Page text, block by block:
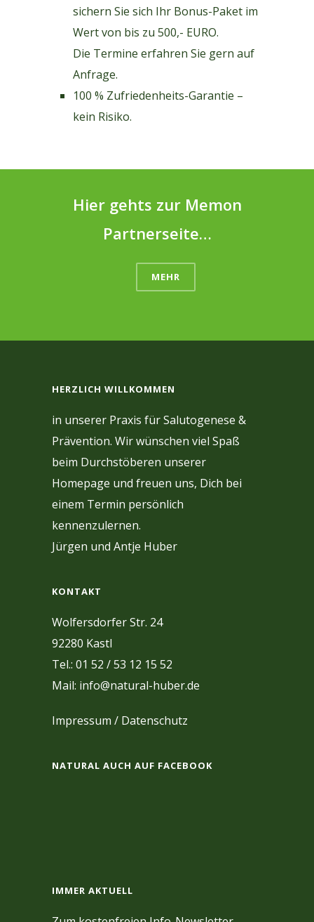
sichern Sie sich Ihr Bonus-Paket im
Wert von bis zu 500,- EURO.
Die Termine erfahren Sie gern auf
Anfrage.
100 % Zufriedenheits-Garantie –
kein Risiko.
Hier gehts zur Memon
Partnerseite…
MEHR
HERZLICH WILLKOMMEN
in unserer Praxis für Salutogenese &
Prävention. Wir wünschen viel Spaß
beim Durchstöberen unserer
Homepage und freuen uns, Dich bei
einem Termin persönlich
kennenzulernen.
Jürgen und Antje Huber
KONTAKT
Wolfersdorfer Str. 24
92280 Kastl
Tel.: 01 52 / 53 12 15 52
Mail: info@natural-huber.de
Impressum / Datenschutz
NATURAL AUCH AUF FACEBOOK
IMMER AKTUELL